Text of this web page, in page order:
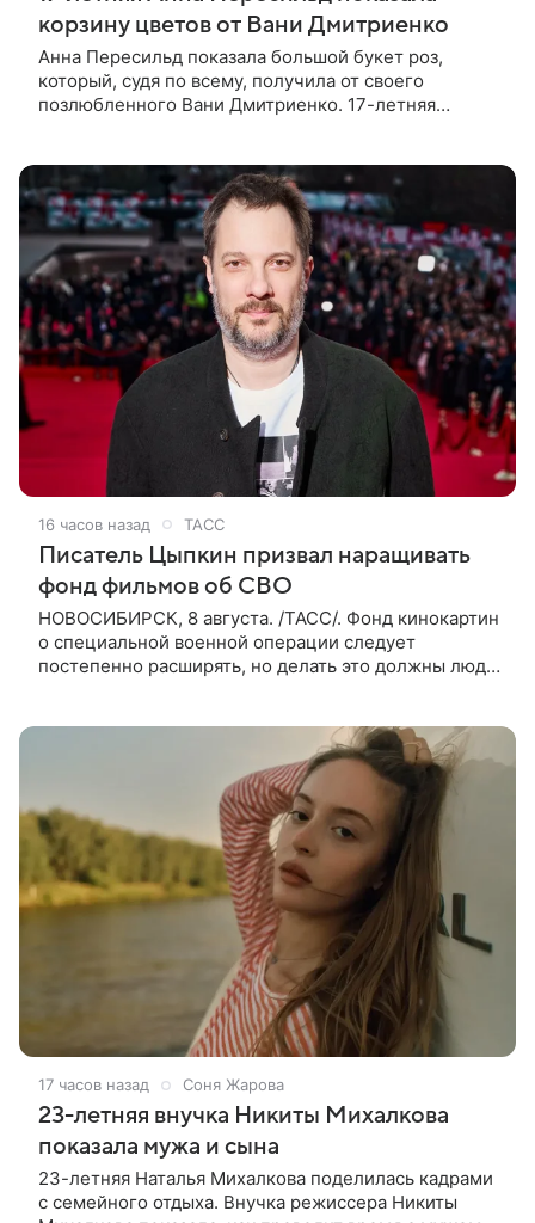
корзину цветов от Вани Дмитриенко
Анна Пересильд показала большой букет роз,
который, судя по всему, получилa от своего
позлюбленного Вани Дмитриенко. 17-летняя
16 часов назад ТАСС
Писатель Цыпкин призвал наращивать
фонд фильмов об СВО
НОВОСИБИРСК, 8 августа. /ТАСС/. Фонд кинокартин
о специальной военной операции следует
постепенно расширять, но делать это должны люди,
17 часов назад Соня Жарова
23-летняя внучка Никиты Михалкова
показала мужа и сына
23-летняя Наталья Михалкова поделилась кадрами
с семейного отдыха. Внучка режиссера Никиты